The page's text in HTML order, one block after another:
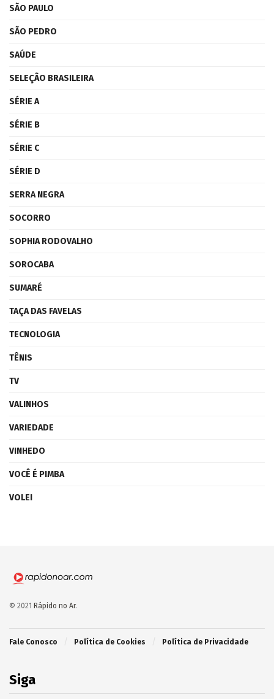
SÃO PAULO
SÃO PEDRO
SAÚDE
SELEÇÃO BRASILEIRA
SÉRIE A
SÉRIE B
SÉRIE C
SÉRIE D
SERRA NEGRA
SOCORRO
SOPHIA RODOVALHO
SOROCABA
SUMARÉ
TAÇA DAS FAVELAS
TECNOLOGIA
TÊNIS
TV
VALINHOS
VARIEDADE
VINHEDO
VOCÊ É PIMBA
VOLEI
© 2021 Rápido no Ar.
Fale Conosco Política de Cookies Política de Privacidade
Siga